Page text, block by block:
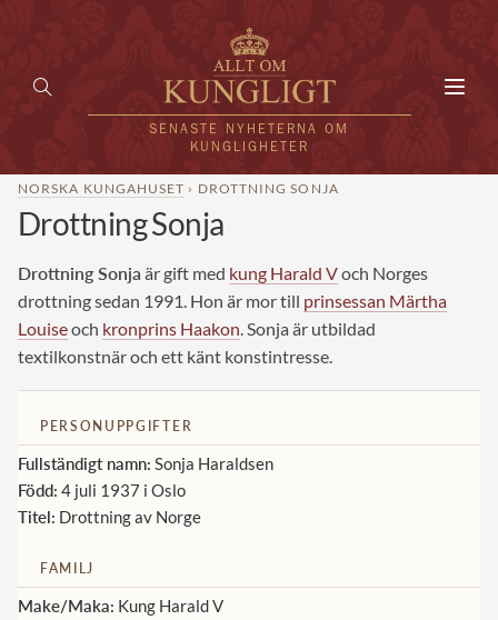
SENASTE NYHETERNA OM
KUNGLIGHETER
KUNGAFAMILJEN
UTLÄNDSKT
VÄRLDENS KUNGAHUS
Svenska kungahuset
Brittiska kungahuset
Spanska kungahuset
REDAKTION
NORSKA KUNGAHUSET › DROTTNING SONJA
Drottning Sonja
Drottning Sonja är gift med kung Harald Voch Norges
drottning sedan 1991. Hon är mor till prinsessan Märtha
Louiseoch kronprins Haakon . Sonja är utbildad
textilkonstnär och ett känt konstintresse.
PERSONUPPGIFTER
Fullständigt namn: Sonja Haraldsen
Född: 4 juli 1937 i Oslo
Titel: Drottning av Norge
FAMILJ
Make/Maka: Kung Harald V